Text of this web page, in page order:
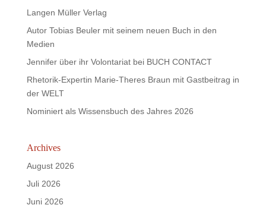
Langen Müller Verlag
Autor Tobias Beuler mit seinem neuen Buch in den
Medien
Jennifer über ihr Volontariat bei BUCH CONTACT
Rhetorik-Expertin Marie-Theres Braun mit Gastbeitrag in
der WELT
Nominiert als Wissensbuch des Jahres 2026
Archives
August 2026
Juli 2026
Juni 2026